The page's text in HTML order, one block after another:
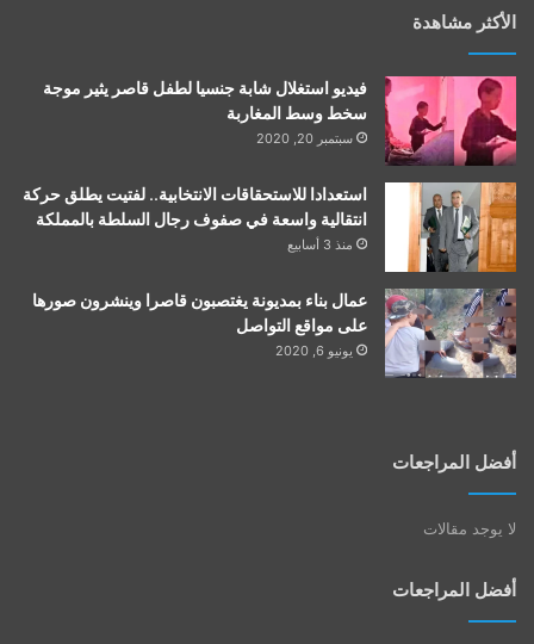
الأكثر مشاهدة
فيديو استغلال شابة جنسيا لطفل قاصر يثير موجة
سخط وسط المغاربة
سبتمبر 20, 2020
استعدادا للاستحقاقات الانتخابية.. لفتيت يطلق حركة
انتقالية واسعة في صفوف رجال السلطة بالمملكة
منذ 3 أسابيع
عمال بناء بمديونة يغتصبون قاصرا وينشرون صورها
على مواقع التواصل
يونيو 6, 2020
أفضل المراجعات
لا يوجد مقالات
أفضل المراجعات